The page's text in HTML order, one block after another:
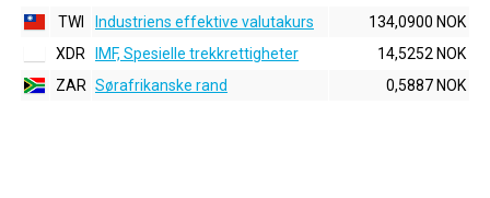
TWI
Industriens effektive valutakurs
134,0900 NOK
XDR
IMF, Spesielle trekkrettigheter
14,5252 NOK
ZAR Sørafrikanske rand 0,5887 NOK